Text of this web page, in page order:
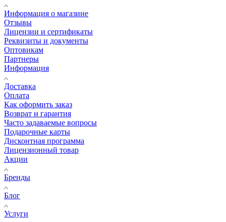
Информация о магазине
Отзывы
Лицензии и сертификаты
Реквизиты и документы
Оптовикам
Партнеры
Информация
Доставка
Оплата
Как оформить заказ
Возврат и гарантия
Часто задаваемые вопросы
Подарочные карты
Дисконтная программа
Лицензионный товар
Акции
Бренды
Блог
Услуги